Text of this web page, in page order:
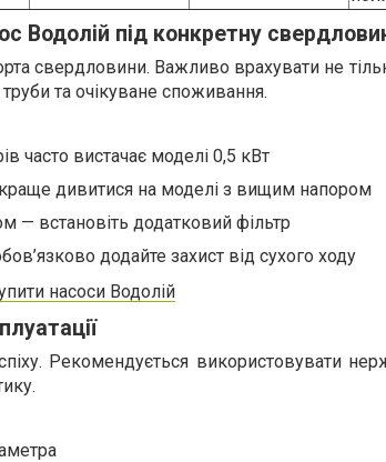
Водолій під конкретну
свердловини. Важливо врахувати не
та очікуване споживання.
часто вистачає моделі 0,5 кВт
дивитися на моделі з вищим напором
— встановіть додатковий фільтр
додайте захист від сухого ходу
насоси Водолій
Рекомендується використовувати